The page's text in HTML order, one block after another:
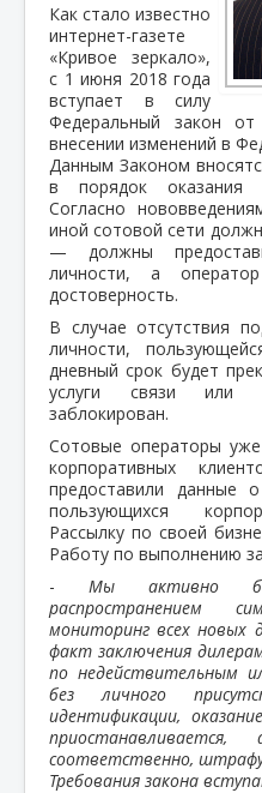
Как стало известно
интернет-газете
«Кривое зеркало»,
с 1 июня 2018 года
вступает в силу
Федеральный закон
внесении изменений в
Данным Законом
в порядок оказания
Согласно
иной сотовой сети
— должны
личности, а
достоверность.
В случае отсутствия
личности,
дневный срок будет
услуги связи или
заблокирован.
Сотовые операторы
корпоративных
предоставили данные
пользующихся
Рассылку по своей
Работу по выполнению
- Мы активно
распространением
мониторинг всех новых
факт заключения
по недействительным
без личного
идентификации,
соответственно,
Требования закона